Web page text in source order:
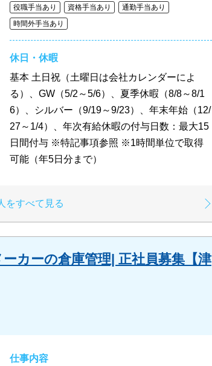
役職手当あり
資格手当あり
通勤手当あり
時間外手当あり
休日・休暇
基本 土日祝（土曜日は会社カレンダーによ
る）、GW（5/2～5/6）、夏季休暇（8/8～8/1
6）、シルバー（9/19～9/23）、年末年始（12/
27～1/4）、年次有給休暇の付与日数：最大15
日間付与 ※特記事項参照 ※1時間単位で取得
可能（年5日分まで）
をすべて見る
ーカーの倉庫管理| 正社員募集【津
仕事内容